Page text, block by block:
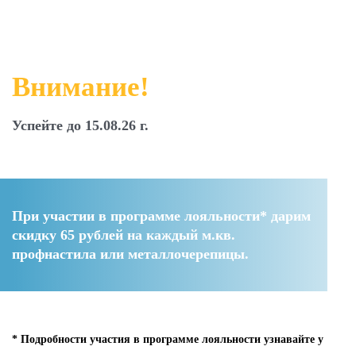
Внимание!
Успейте до 15.08.26 г.
При участии в программе лояльности* дарим
скидку 65 рублей на каждый м.кв.
профнастила или металлочерепицы.
* Подробности участия в программе лояльности узнавайте у